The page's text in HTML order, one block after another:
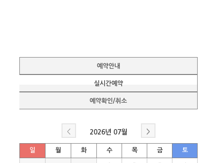
예약안내
실시간예약
예약확인/취소
< 2026년 07월 >
일 월 화 수 목 금 토